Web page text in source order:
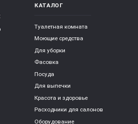
КАТАЛОГ
Туалетная комната
Моющие средства
Для уборки
Фасовка
Посуда
Для выпечки
Красота и здоровье
Расходники для салонов
Оборудование